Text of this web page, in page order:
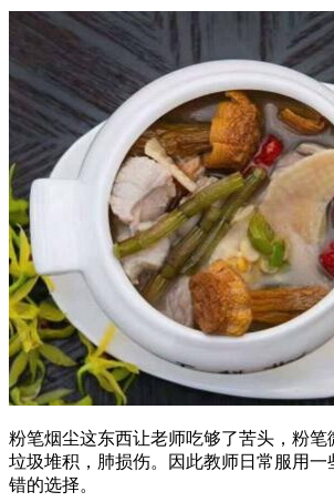
粉笔烟尘这东西让老师吃够了苦头，粉笔
垃圾堆积，肺损伤。因此教师日常服用一
错的选择。